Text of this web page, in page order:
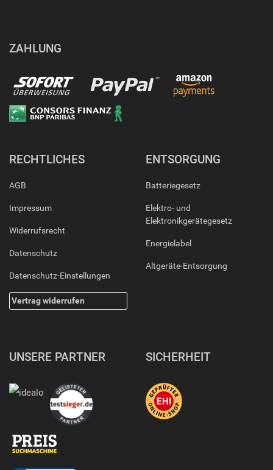
ZAHLUNG
RECHTLICHES
AGB
Impressum
Widerrufsrecht
Datenschutz
Datenschutz-Einstellungen
Vertrag widerrufen
ENTSORGUNG
Batteriegesetz
Elektro- und
Elektronikgerätegesetz
Energielabel
Altgeräte-Entsorgung
UNSERE PARTNER SICHERHEIT